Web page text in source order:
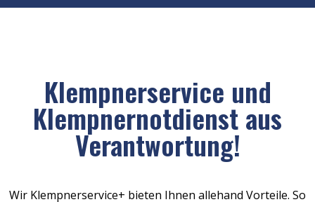
Klempnerservice und
Klempnernotdienst aus
Verantwortung!
Wir Klempnerservice+ bieten Ihnen allehand Vorteile. So